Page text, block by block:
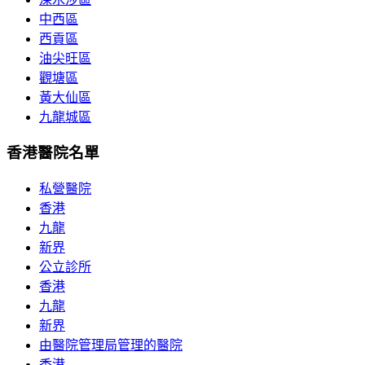
中西區
西貢區
油尖旺區
觀塘區
黃大仙區
九龍城區
香港醫院名單
私營醫院
香港
九龍
新界
公立診所
香港
九龍
新界
由醫院管理局管理的醫院